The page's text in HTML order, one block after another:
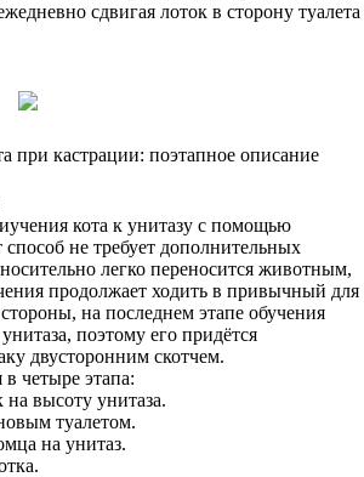
сдвигая лоток в сторону туалета
при кастрации: поэтапное описание
кота к унитазу с помощью
не требует дополнительных
легко переносится животным,
продолжает ходить в привычный для
на последнем этапе обучения
поэтому его придётся
двусторонним скотчем.
четыре этапа:
высоту унитаза.
туалетом.
на унитаз.